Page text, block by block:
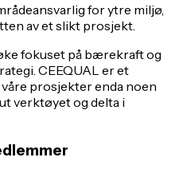
for ytre miljø,
av et slikt prosjekt.
fokuset på bærekraft og
CEEQUAL er et
prosjekter enda noen
verktøyet og delta i